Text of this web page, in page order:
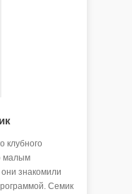
клубного
малым
знакомили
Семик